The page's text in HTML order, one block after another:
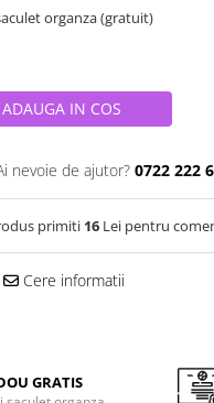
organza (gratuit)
ADAUGA IN COS
nevoie de ajutor? 0722 222
primiti 16 Lei pentru
Cere informatii
GRATIS